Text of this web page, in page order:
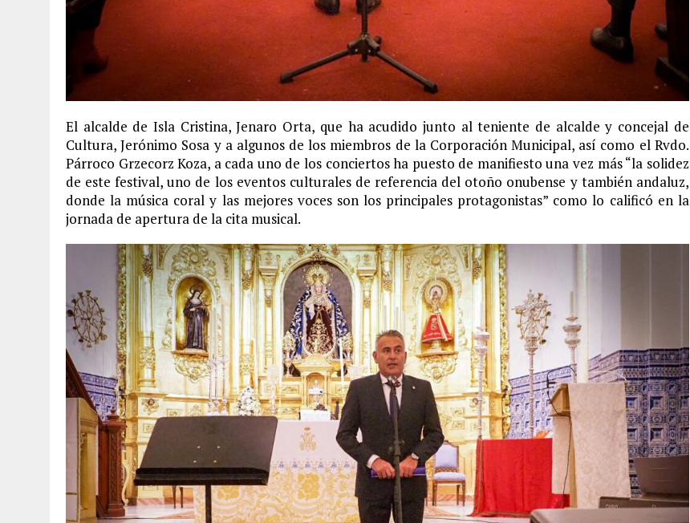
El alcalde de Isla Cristina, Jenaro Orta, que ha acudido junto al teniente de alcalde y concejal de
Cultura, Jerónimo Sosa y a algunos de los miembros de la Corporación Municipal, así como el Rvdo.
Párroco Grzecorz Koza, a cada uno de los conciertos ha puesto de manifiesto una vez más “la solidez
de este festival, uno de los eventos culturales de referencia del otoño onubense y también andaluz,
donde la música coral y las mejores voces son los principales protagonistas” como lo calificó en la
jornada de apertura de la cita musical.